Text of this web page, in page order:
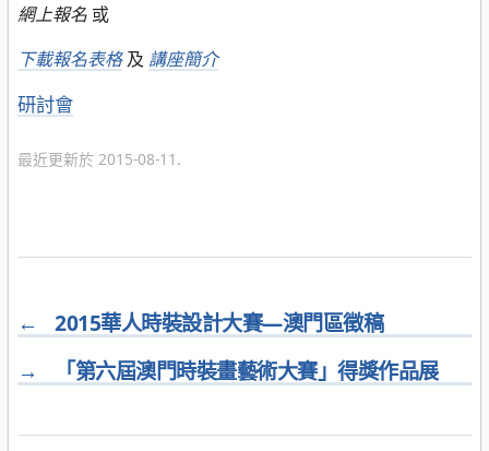
網上報名 或
下載報名表格及 講座簡介
分
研討會
最近更新於 2015-08-11.
←
2015華人時裝設計大賽—澳門區徵稿
→
「第六屆澳門時裝畫藝術大賽」得獎作品展